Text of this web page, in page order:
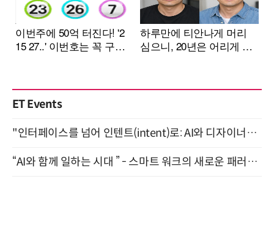
ET Events
"인터페이스를 넘어 인텐트(intent)로: AI와 디자이너가 함께 만드는 공존의 UX" 강남역 (9/2)
“AI와 함께 일하는 시대 ” - 스마트 워크의 새로운 패러다임 (9/11)